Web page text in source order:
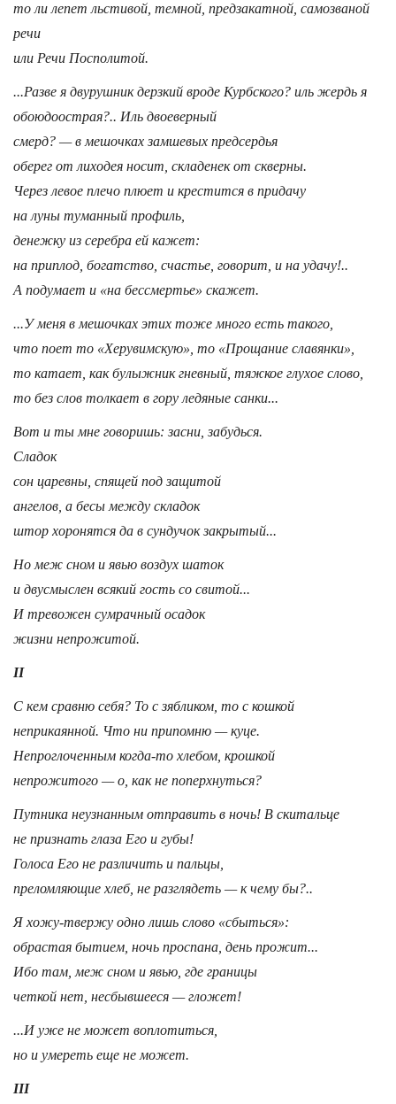
то ли лепет льстивой, темной, предзакатной, самозваной
речи
или Речи Посполитой.
...Разве я двурушник дерзкий вроде Курбского? иль жердь я
обоюдоострая?.. Иль двоеверный
смерд? — в мешочках замшевых предсердья
оберег от лиходея носит, складенек от скверны.
Через левое плечо плюет и крестится в придачу
на луны туманный профиль,
денежку из серебра ей кажет:
на приплод, богатство, счастье, говорит, и на удачу!..
А подумает и «на бессмертье» скажет.
...У меня в мешочках этих тоже много есть такого,
что поет то «Херувимскую», то «Прощание славянки»,
то катает, как булыжник гневный, тяжкое глухое слово,
то без слов толкает в гору ледяные санки...
Вот и ты мне говоришь: засни, забудься.
Сладок
сон царевны, спящей под защитой
ангелов, а бесы между складок
штор хоронятся да в сундучок закрытый...
Но меж сном и явью воздух шаток
и двусмыслен всякий гость со свитой...
И тревожен сумрачный осадок
жизни непрожитой.
II
С кем сравню себя? То с зябликом, то с кошкой
неприкаянной. Что ни припомню — куце.
Непроглоченным когда-то хлебом, крошкой
непрожитого — о, как не поперхнуться?
Путника неузнанным отправить в ночь! В скитальце
не признать глаза Его и губы!
Голоса Его не различить и пальцы,
преломляющие хлеб, не разглядеть — к чему бы?..
Я хожу-твержу одно лишь слово «сбыться»:
обрастая бытием, ночь проспана, день прожит...
Ибо там, меж сном и явью, где границы
четкой нет, несбывшееся — гложет!
...И уже не может воплотиться,
но и умереть еще не может.
III